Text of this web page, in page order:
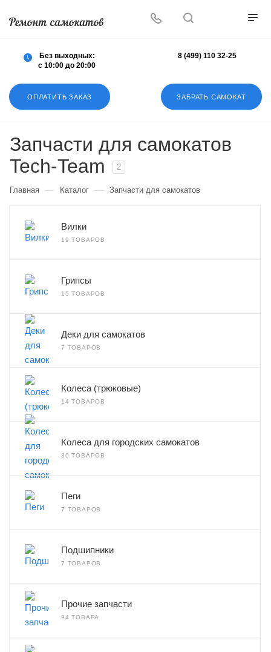
ОПЛАТИТЬ ЗАКАЗ ЗАБРАТЬ САМОКАТ
Без выходных:
с 10:00 до 20:00
8 (499) 110 32-25
Запчасти для самокатов
Tech-Team
2
Главная — Каталог — Запчасти для самокатов
Вилки
19 ТОВАРОВ
Грипсы
15 ТОВАРОВ
Деки для самокатов
7 ТОВАРОВ
Колеса (трюковые)
14 ТОВАРОВ
Колеса для городских самокатов
30 ТОВАРОВ
Пеги
7 ТОВАРОВ
Подшипники
7 ТОВАРОВ
Прочие запчасти
94 ТОВАРА